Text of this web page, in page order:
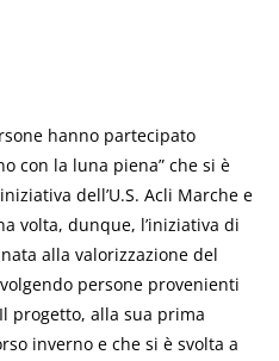
hanno partecipato
con la luna piena” che si è
dell’U.S. Acli Marche e
volta, dunque, l’iniziativa di
alla valorizzazione del
persone provenienti
progetto, alla sua prima
inverno e che si è svolta a